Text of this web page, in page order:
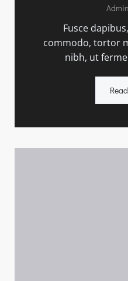
Admin
Fusce
commodo, tortor
nibh, ut